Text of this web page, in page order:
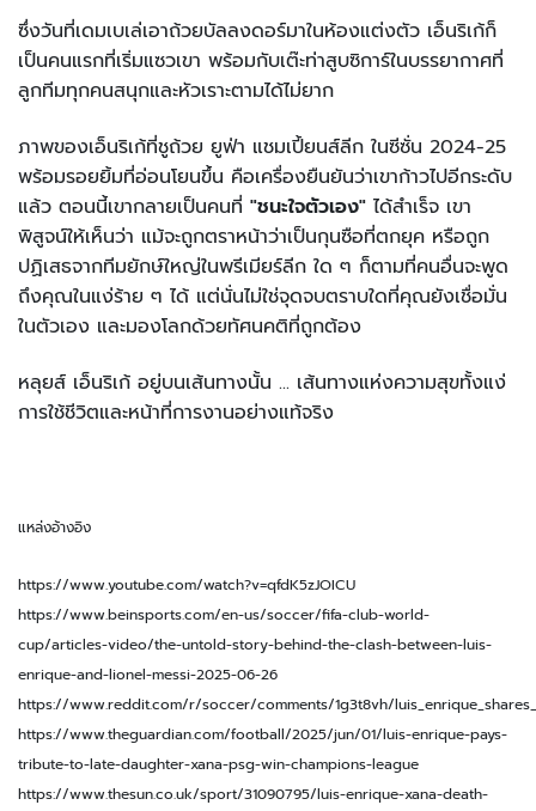
ซึ่งวันที่เดมเบเล่เอาถ้วยบัลลงดอร์มาในห้องแต่งตัว เอ็นริเก้ก็
เป็นคนแรกที่เริ่มแซวเขา พร้อมกับเต๊ะท่าสูบซิการ์ในบรรยากาศที่
ลูกทีมทุกคนสนุกและหัวเราะตามได้ไม่ยาก
ภาพของเอ็นริเก้ที่ชูถ้วย ยูฟ่า แชมเปี้ยนส์ลีก ในซีซั่น 2024-25
พร้อมรอยยิ้มที่อ่อนโยนขึ้น คือเครื่องยืนยันว่าเขาก้าวไปอีกระดับ
แล้ว ตอนนี้เขากลายเป็นคนที่ "ชนะใจตัวเอง" ได้สำเร็จ เขา
พิสูจน์ให้เห็นว่า แม้จะถูกตราหน้าว่าเป็นกุนซือที่ตกยุค หรือถูก
ปฏิเสธจากทีมยักษ์ใหญ่ในพรีเมียร์ลีก ใด ๆ ก็ตามที่คนอื่นจะพูด
ถึงคุณในแง่ร้าย ๆ ได้ แต่นั่นไม่ใช่จุดจบตราบใดที่คุณยังเชื่อมั่น
ในตัวเอง และมองโลกด้วยทัศนคติที่ถูกต้อง
หลุยส์ เอ็นริเก้ อยู่บนเส้นทางนั้น ... เส้นทางแห่งความสุขทั้งแง่
การใช้ชีวิตและหน้าที่การงานอย่างแท้จริง
แหล่งอ้างอิง
https://www.youtube.com/watch?v=qfdK5zJOICU
https://www.beinsports.com/en-us/soccer/fifa-club-world-
cup/articles-video/the-untold-story-behind-the-clash-between-luis-
enrique-and-lionel-messi-2025-06-26
https://www.reddit.com/r/soccer/comments/1g3t8vh/
https://www.theguardian.com/football/2025/jun/01/luis-enrique-pays-
tribute-to-late-daughter-xana-psg-win-champions-league
https://www.thesun.co.uk/sport/31090795/luis-enrique-xana-death-